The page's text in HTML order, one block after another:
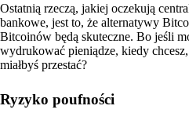
Ostatnią rzeczą, jakiej oczekują
bankowe, jest to, że alternatywy
Bitcoinów będą skuteczne. Bo jeśli
wydrukować pieniądze, kiedy
miałbyś przestać?
Ryzyko poufności